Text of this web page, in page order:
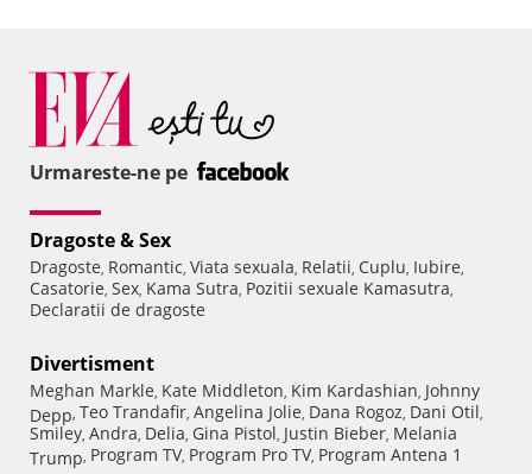
Urmareste-ne pe
Dragoste & Sex
Dragoste, Romantic, Viata sexuala, Relatii, Cuplu, Iubire,
Casatorie, Sex, Kama Sutra, Pozitii sexuale Kamasutra,
Declaratii de dragoste
Divertisment
Meghan Markle, Kate Middleton, Kim Kardashian, Johnny
Depp, Teo Trandafir, Angelina Jolie, Dana Rogoz, Dani Otil,
Smiley, Andra, Delia, Gina Pistol, Justin Bieber, Melania
Trump, Program TV, Program Pro TV, Program Antena 1